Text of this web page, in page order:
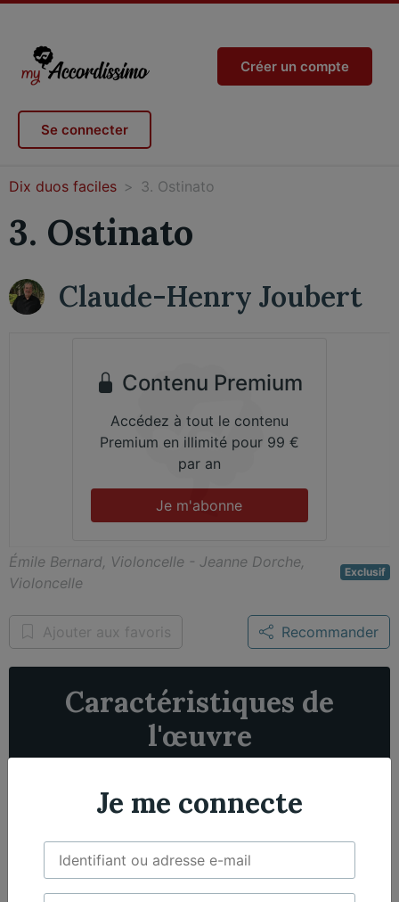
Créer un compte
Se connecter
Dix duos faciles 3. Ostinato
3. Ostinato
Claude-Henry Joubert
Contenu Premium
Accédez à tout le contenu
Premium en illimité pour 99 €
par an
Je m'abonne
Émile Bernard, Violoncelle - Jeanne Dorche,
Violoncelle
Exclusif
Ajouter aux favoris Recommander
Caractéristiques de
l'œuvre
2 violoncellesJe me connecte